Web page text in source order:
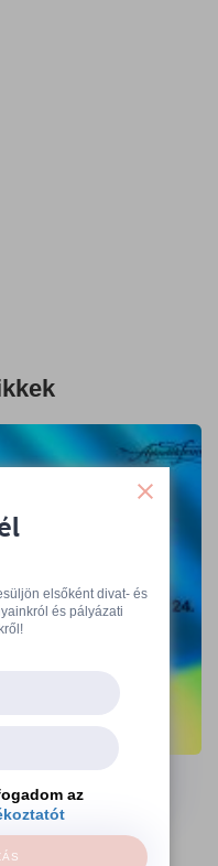
várnak
elsőként divat- és
és pályázati
az